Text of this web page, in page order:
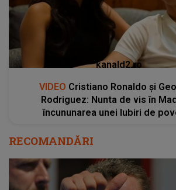
kanald2.ro
VIDEO Cristiano Ronaldo și
Rodriguez: Nunta de vis în
încununarea unei Iubiri de
RECOMANDĂRI